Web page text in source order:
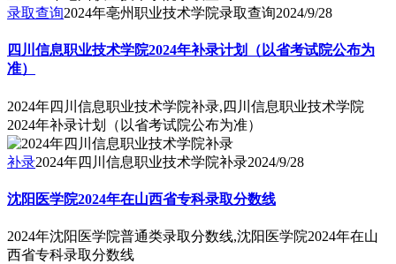
录取查询2024年亳州职业技术学院录取查询2024/9/28
四川信息职业技术学院2024年补录计划（以省考试院公布为
准）
2024年四川信息职业技术学院补录,四川信息职业技术学院
2024年补录计划（以省考试院公布为准）
补录2024年四川信息职业技术学院补录2024/9/28
沈阳医学院2024年在山西省专科录取分数线
2024年沈阳医学院普通类录取分数线,沈阳医学院2024年在山
西省专科录取分数线